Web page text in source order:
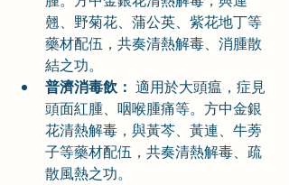
翹、野菊花、蒲公英、紫花地丁等
藥材配伍，共奏清熱解毒、消腫散
結之功。
普濟消毒飲： 適用於大頭瘟，症見
頭面紅腫、咽喉腫痛等。方中金銀
花清熱解毒，與黃芩、黃連、牛蒡
子等藥材配伍，共奏清熱解毒、疏
散風熱之功。